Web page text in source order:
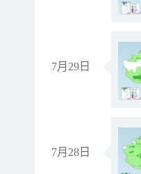
7月29日
7月28日